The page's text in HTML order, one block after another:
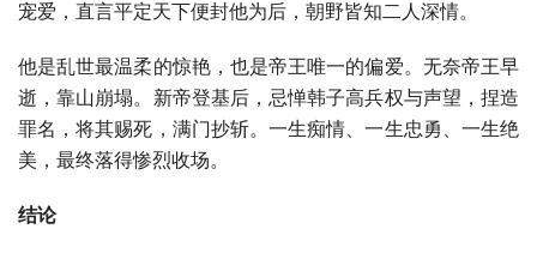
宠爱，直言平定天下便封他为后，朝野皆知二人深情。
他是乱世最温柔的惊艳，也是帝王唯一的偏爱。无奈帝王早
逝，靠山崩塌。新帝登基后，忌惮韩子高兵权与声望，捏造
罪名，将其赐死，满门抄斩。一生痴情、一生忠勇、一生绝
美，最终落得惨烈收场。
结论